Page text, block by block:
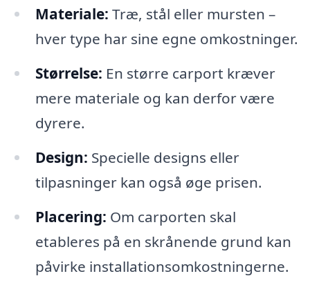
Materiale: Træ, stål eller mursten –
hver type har sine egne omkostninger.
Størrelse: En større carport kræver
mere materiale og kan derfor være
dyrere.
Design: Specielle designs eller
tilpasninger kan også øge prisen.
Placering: Om carporten skal
etableres på en skrånende grund kan
påvirke installationsomkostningerne.